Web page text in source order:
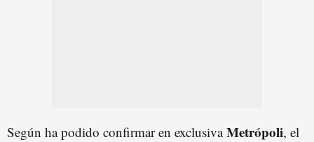
Según ha podido confirmar en exclusivaMetrópoli, el